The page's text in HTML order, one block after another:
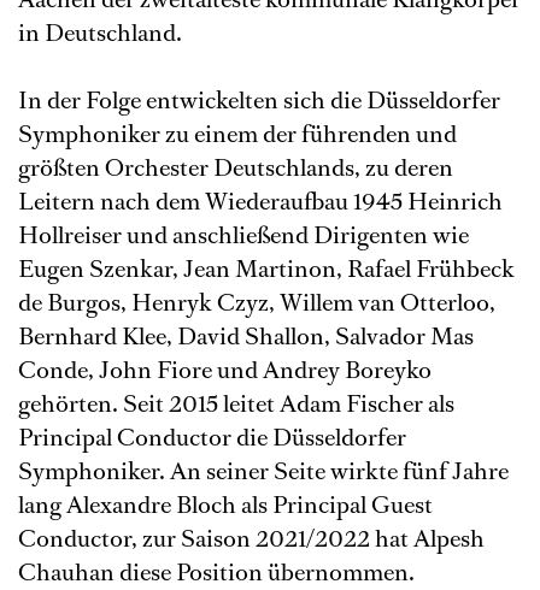
in Deutschland.
In der Folge entwickelten sich die Düsseldorfer
Symphoniker zu einem der führenden und
größten Orchester Deutschlands, zu deren
Leitern nach dem Wiederaufbau 1945 Heinrich
Hollreiser und anschließend Dirigenten wie
Eugen Szenkar, Jean Martinon, Rafael Frühbeck
de Burgos, Henryk Czyz, Willem van Otterloo,
Bernhard Klee, David Shallon, Salvador Mas
Conde, John Fiore und Andrey Boreyko
gehörten. Seit 2015 leitet Adam Fischer als
Principal Conductor die Düsseldorfer
Symphoniker. An seiner Seite wirkte fünf Jahre
lang Alexandre Bloch als Principal Guest
Conductor, zur Saison 2021/2022 hat Alpesh
Chauhan diese Position übernommen.